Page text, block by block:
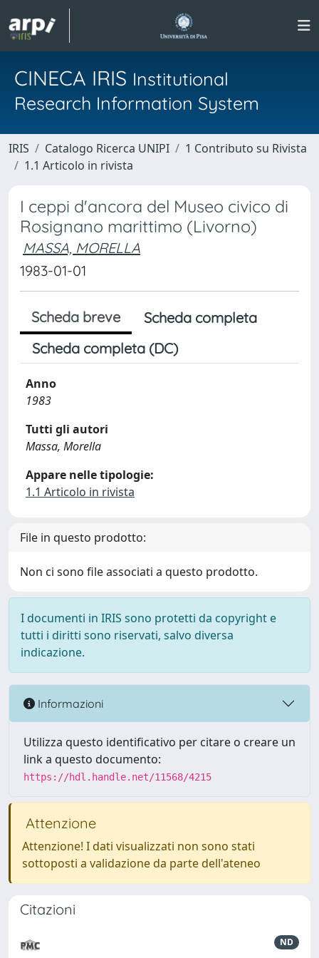
CINECA IRIS Institutional
Research Information System
IRIS Catalogo Ricerca UNIPI
1 Contributo su Rivista
1.1 Articolo in rivista
I ceppi d'ancora del Museo civico di
Rosignano marittimo (Livorno)
MASSA, MORELLA
1983-01-01
Scheda breve
Scheda completa
Scheda completa (DC)
Anno
1983
Tutti gli autori
Massa, Morella
Appare nelle tipologie:
1.1 Articolo in rivista
File in questo prodotto:
Non ci sono file associati a questo prodotto.
I documenti in IRIS sono protetti da copyright e
tutti i diritti sono riservati, salvo diversa
indicazione.
Informazioni
Utilizza questo identificativo per citare o creare un
link a questo documento:
https://hdl.handle.net/11568/4215
Attenzione
Attenzione! I dati visualizzati non sono stati
sottoposti a validazione da parte dell'ateneo
Citazioni
ND